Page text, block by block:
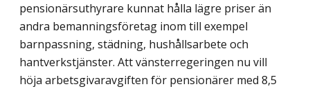
pensionärsuthyrare kunnat hålla lägre priser än
andra bemanningsföretag inom till exempel
barnpassning, städning, hushållsarbete och
hantverkstjänster. Att vänsterregeringen nu vill
höja arbetsgivaravgiften för pensionärer med 8,5